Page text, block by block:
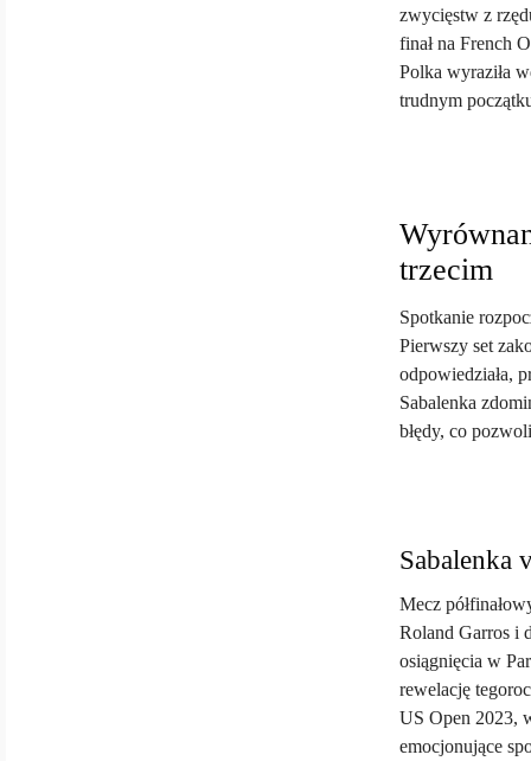
zwycięstw z
finał na French
Polka wyraziła
trudnym
trzecim
Spotkanie
Pierwszy set
odpowiedziała,
Sabalenka
błędy, co
Sabalenka
Mecz
Roland Garros i
osiągnięcia w
rewelację
US Open 2023,
emocjonujące